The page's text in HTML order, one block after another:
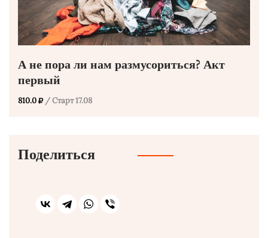
А не пора ли нам размусориться? Акт
первый
810.0 / Старт 17.08
Поделиться